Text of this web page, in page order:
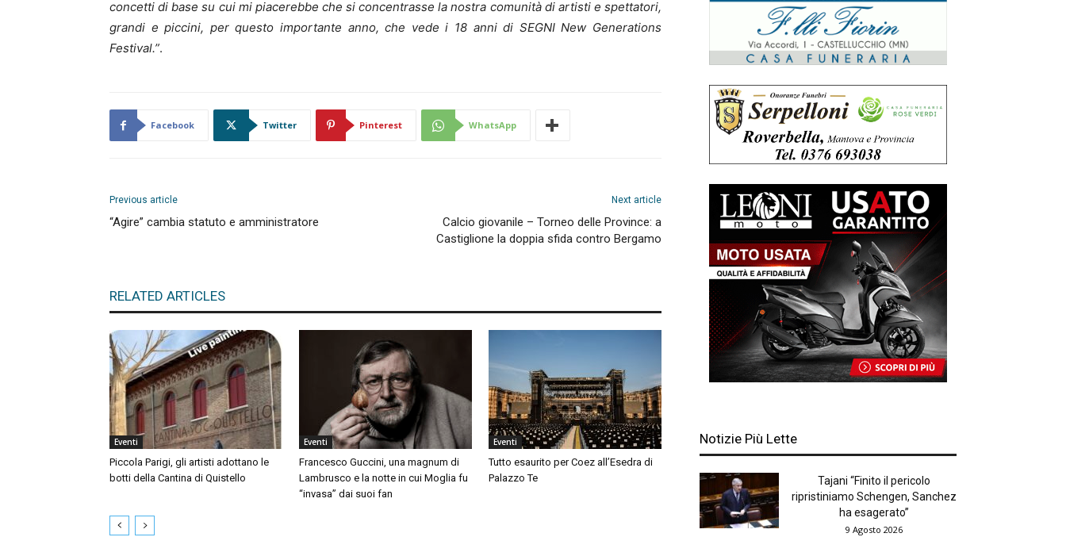
concetti di base su cui mi piacerebbe che si concentrasse la nostra comunità di artisti e spettatori,
grandi e piccini, per questo importante anno, che vede i 18 anni di SEGNI New Generations
Festival.”.
Facebook Twitter Pinterest WhatsApp
Previous article
“Agire” cambia statuto e amministratore
Next article
Calcio giovanile – Torneo delle Province: a
Castiglione la doppia sfida contro Bergamo
RELATED ARTICLES
Eventi
Piccola Parigi, gli artisti adottano le
botti della Cantina di Quistello
Eventi
Francesco Guccini, una magnum di
Lambrusco e la notte in cui Moglia fu
“invasa” dai suoi fan
Eventi
Tutto esaurito per Coez all’Esedra di
Palazzo Te
Notizie Più Lette
Tajani “Finito il pericolo
ripristiniamo Schengen, Sanchez
ha esagerato”
9 Agosto 2026